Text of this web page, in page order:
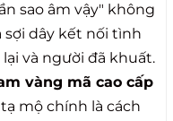
sao âm vậy" không
sợi dây kết nối tình
và người đã khuất.
vàng mã cao cấp
mộ chính là cách